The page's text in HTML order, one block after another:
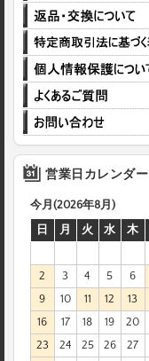
営業日カレンダー
今月(2026年8月)
日
月 火 水 木
2
3 4 5 6
9
10 11 12 13
16
17 18 19 20
23
24 25 26 27